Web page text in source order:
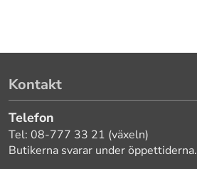
Kontakt
Telefon
Tel: 08-777 33 21 (växeln)
Butikerna svarar under öppettiderna.